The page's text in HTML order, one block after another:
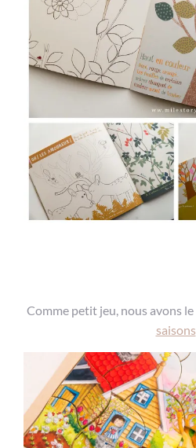
Comme petit jeu, nous avons le
saisons